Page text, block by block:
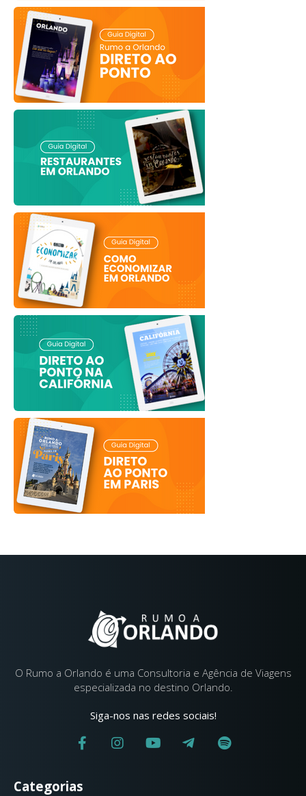
O Rumo a Orlando é uma Consultoria e Agência de Viagens
especializada no destino Orlando.
Siga-nos nas redes sociais!
Categorias